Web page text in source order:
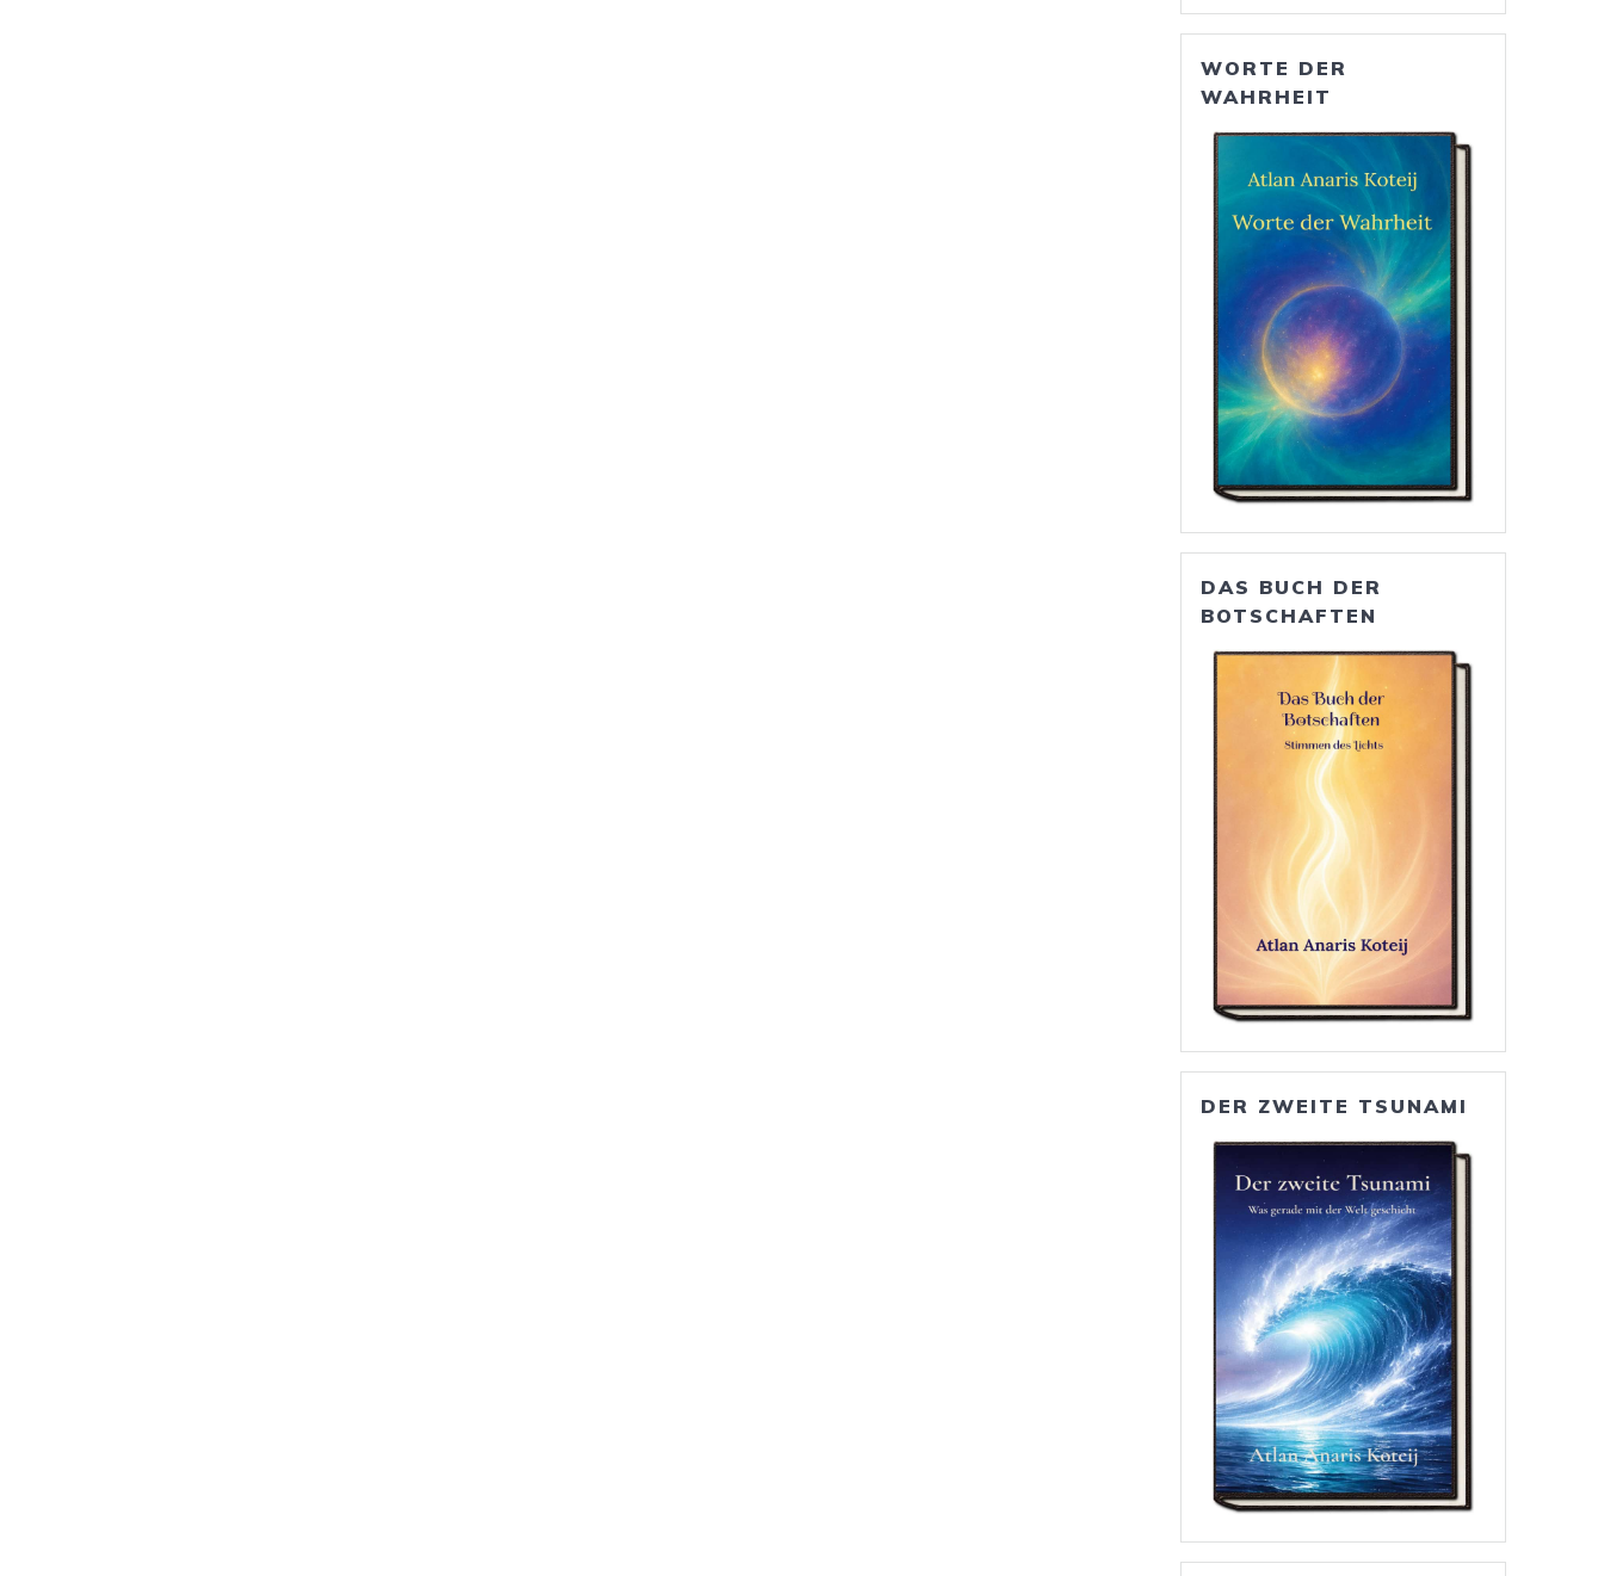
WORTE DER
WAHRHEIT
DAS BUCH DER
BOTSCHAFTEN
DER ZWEITE TSUNAMI